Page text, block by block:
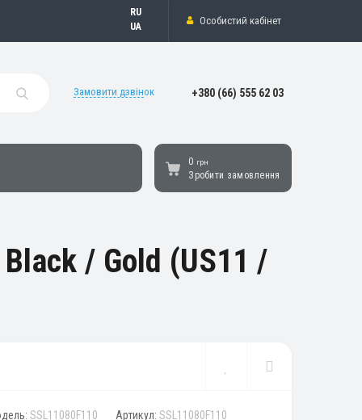
УкраїнськаОсобистий кабінет
Замовити дзвінок +380 (66) 555 62 03
0 грн
Зробити замовлення
/ Gold (US11 /
SSL11080F110 Артикул: SSL11080F110